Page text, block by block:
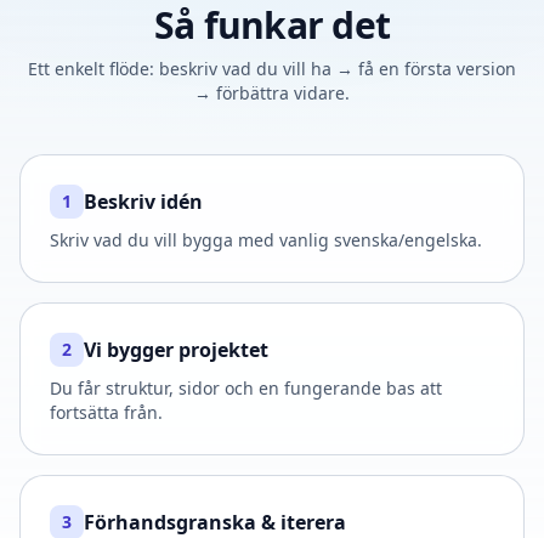
Så funkar det
Ett enkelt flöde: beskriv vad du vill ha → få en första version
→ förbättra vidare.
1 Beskriv idén
Skriv vad du vill bygga med vanlig svenska/engelska.
2 Vi bygger projektet
Du får struktur, sidor och en fungerande bas att
fortsätta från.
3 Förhandsgranska & iterera